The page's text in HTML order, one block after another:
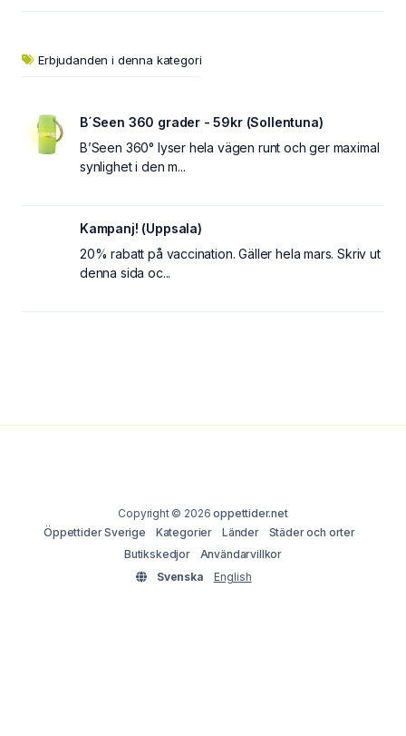
Erbjudanden i denna kategori
B´Seen 360 grader - 59kr (Sollentuna)
B’Seen 360° lyser hela vägen runt och ger maximal
synlighet i den m...
Kampanj! (Uppsala)
20% rabatt på vaccination. Gäller hela mars. Skriv ut
denna sida oc...
Copyright © 2026oppettider.net
Öppettider Sverige
Kategorier Länder
Städer och orter
Butikskedjor
Användarvillkor
Svenska
English